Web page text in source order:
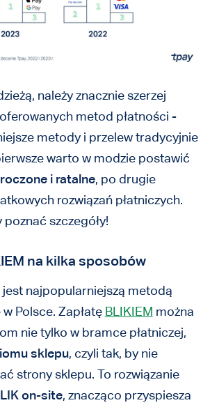
należy znacznie szerzej
metod płatności -
metody i przelew tradycyjnie
warto w modzie postawić
i ratalne, po drugie
rozwiązań płatniczych.
szczegóły!
na kilka sposobów
jest najpopularniejszą metodą
Polsce. Zapłatę BLIKIEM można
nie tylko w bramce płatniczej,
sklepu, czyli tak, by nie
strony sklepu. To rozwiązanie
on-site, znacząco przyspiesza